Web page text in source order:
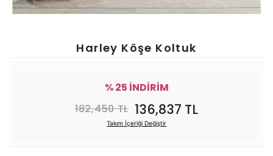
Ünitesi
Harley Köşe Koltuk
% 25 İNDİRİM
182,450 TL 136,837 TL
Takım İçeriği Değiştir